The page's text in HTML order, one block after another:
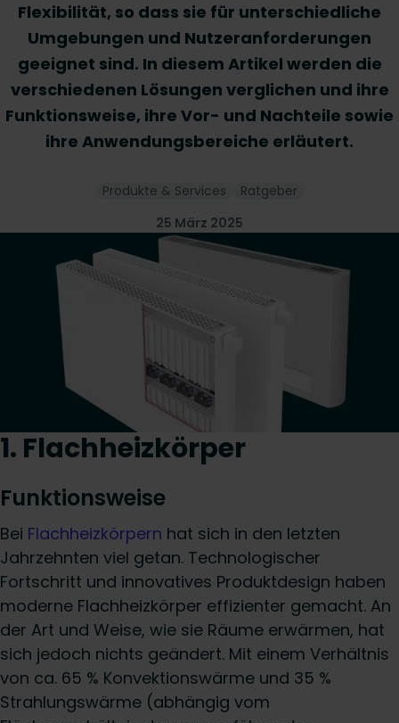
Flexibilität, so dass sie für unterschiedliche
Umgebungen und Nutzeranforderungen
geeignet sind. In diesem Artikel werden die
verschiedenen Lösungen verglichen und ihre
Funktionsweise, ihre Vor- und Nachteile sowie
ihre Anwendungsbereiche erläutert.
Produkte & Services
Ratgeber
25 März 2025
1. Flachheizkörper
Funktionsweise
Bei Flachheizkörpern hat sich in den letzten
Jahrzehnten viel getan. Technologischer
Fortschritt und innovatives Produktdesign haben
moderne Flachheizkörper effizienter gemacht. An
der Art und Weise, wie sie Räume erwärmen, hat
sich jedoch nichts geändert. Mit einem Verhältnis
von ca. 65 % Konvektionswärme und 35 %
Strahlungswärme (abhängig vom